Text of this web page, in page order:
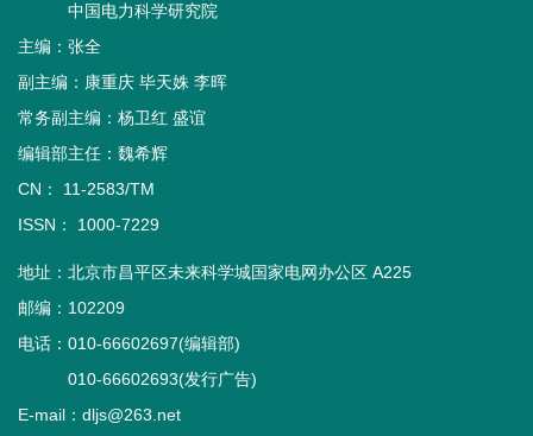
中国电力科学研究院
主编：张全
副主编：康重庆 毕天姝 李晖
常务副主编：杨卫红 盛谊
编辑部主任：魏希辉
CN： 11-2583/TM
ISSN： 1000-7229
地址：北京市昌平区未来科学城国家电网办公区 A225
邮编：102209
电话：010-66602697(编辑部)
010-66602693(发行广告)
E-mail：dljs@263.net